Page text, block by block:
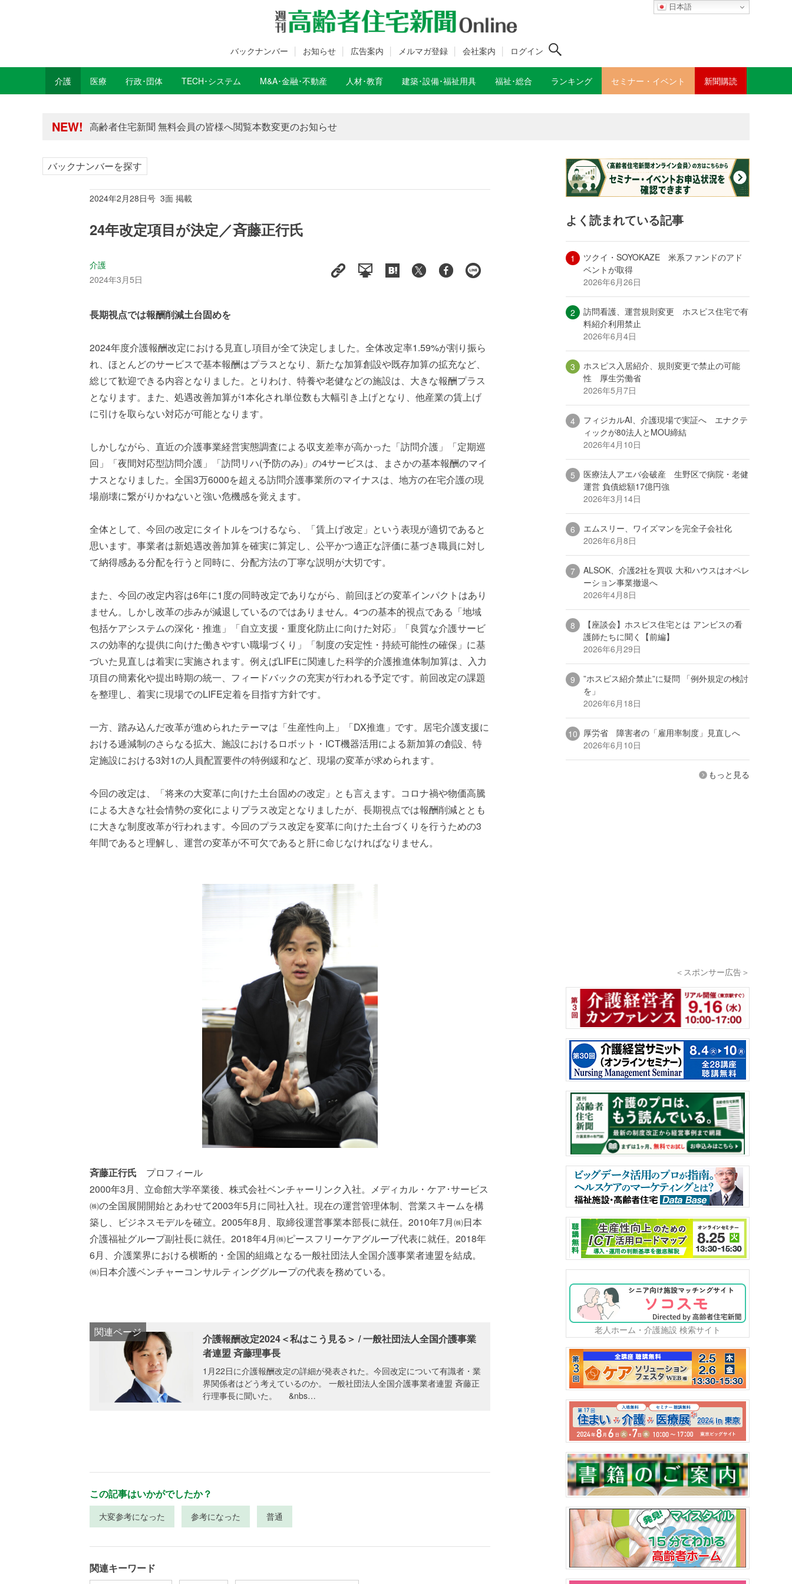
日本語
バックナンバー お知らせ 広告案内 メルマガ登録 会社案内 ログイン
介護 医療 行政･団体 TECH･システム M&A･金融･不動産 人材･教育 建築･設備･福祉用具 福祉･総合 ランキング セミナー・イベント 新聞購読
NEW!
年間購読制度変更のお知らせ
年間購読制度変更のお知らせ
バックナンバーを探す
2024年2月28日号 3面 掲載
24年改定項目が決定／斉藤正行氏
介護
2024年3月5日
長期視点では報酬削減土台固めを
2024年度介護報酬改定における見直し項目が全て決定しました。全体改定率1.59%が割り振ら
れ、ほとんどのサービスで基本報酬はプラスとなり、新たな加算創設や既存加算の拡充など、
総じて歓迎できる内容となりました。とりわけ、特養や老健などの施設は、大きな報酬プラス
となります。また、処遇改善加算が1本化され単位数も大幅引き上げとなり、他産業の賃上げ
に引けを取らない対応が可能となります。
しかしながら、直近の介護事業経営実態調査による収支差率が高かった「訪問介護」「定期巡
回」「夜間対応型訪問介護」「訪問リハ(予防のみ)」の4サービスは、まさかの基本報酬のマイ
ナスとなりました。全国3万6000を超える訪問介護事業所のマイナスは、地方の在宅介護の現
場崩壊に繋がりかねないと強い危機感を覚えます。
全体として、今回の改定にタイトルをつけるなら、「賃上げ改定」という表現が適切であると
思います。事業者は新処遇改善加算を確実に算定し、公平かつ適正な評価に基づき職員に対し
て納得感ある分配を行うと同時に、分配方法の丁寧な説明が大切です。
また、今回の改定内容は6年に1度の同時改定でありながら、前回ほどの変革インパクトはあり
ません。しかし改革の歩みが減退しているのではありません。4つの基本的視点である「地域
包括ケアシステムの深化・推進」「自立支援・重度化防止に向けた対応」「良質な介護サービ
スの効率的な提供に向けた働きやすい職場づくり」「制度の安定性・持続可能性の確保」に基
づいた見直しは着実に実施されます。例えばLIFEに関連した科学的介護推進体制加算は、入力
項目の簡素化や提出時期の統一、フィードバックの充実が行われる予定です。前回改定の課題
を整理し、着実に現場でのLIFE定着を目指す方針です。
一方、踏み込んだ改革が進められたテーマは「生産性向上」「DX推進」です。居宅介護支援に
おける逓減制のさらなる拡大、施設におけるロボット・ICT機器活用による新加算の創設、特
定施設における3対1の人員配置要件の特例緩和など、現場の変革が求められます。
今回の改定は、「将来の大変革に向けた土台固めの改定」とも言えます。コロナ禍や物価高騰
による大きな社会情勢の変化によりプラス改定となりましたが、長期視点では報酬削減ととも
に大きな制度改革が行われます。今回のプラス改定を変革に向けた土台づくりを行うための3
年間であると理解し、運営の変革が不可欠であると肝に命じなければなりません。
斉藤正行氏 プロフィール
2000年3月、立命館大学卒業後、株式会社ベンチャーリンク入社。メディカル・ケア･サービス
㈱の全国展開開始とあわせて2003年5月に同社入社。現在の運営管理体制、営業スキームを構
築し、ビジネスモデルを確立。2005年8月、取締役運営事業本部長に就任。2010年7月㈱日本
介護福祉グループ副社長に就任。2018年4月㈱ピースフリーケアグループ代表に就任。2018年
6月、介護業界における横断的・全国的組織となる一般社団法人全国介護事業者連盟を結成。
㈱日本介護ベンチャーコンサルティンググループの代表を務めている。
介護報酬改定2024＜私はこう見る＞ / 一般社団法人全国介護事業
者連盟 斉藤理事長
1月22日に介護報酬改定の詳細が発表された。今回改定について有識者・業
界関係者はどう考えているのか。 一般社団法人全国介護事業者連盟 斉藤正
行理事長に聞いた。 &nbs…
この記事はいかがでしたか？
大変参考になった 参考になった 普通
関連キーワード
よく読まれている記事
ツクイ・SOYOKAZE 米系ファンドのアド
ベントが取得
2026年6月26日
訪問看護、運営規則変更 ホスピス住宅で有
料紹介利用禁止
2026年6月4日
ホスピス入居紹介、規則変更で禁止の可能
性 厚生労働省
2026年5月7日
フィジカルAI、介護現場で実証へ エナクテ
ィックが80法人とMOU締結
2026年4月10日
医療法人アエバ会破産 生野区で病院・老健
運営 負債総額17億円強
2026年3月14日
エムスリー、ワイズマンを完全子会社化
2026年6月8日
ALSOK、介護2社を買収 大和ハウスはオペレ
ーション事業撤退へ
2026年4月8日
【座談会】ホスピス住宅とは アンビスの看
護師たちに聞く【前編】
2026年6月29日
”ホスピス紹介禁止”に疑問 「例外規定の検討
を」
2026年6月18日
厚労省 障害者の「雇用率制度」見直しへ
2026年6月10日
もっと見る
＜スポンサー広告＞
老人ホーム・介護施設 検索サイト